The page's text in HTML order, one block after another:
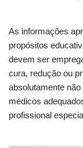
As informações
propósitos
devem ser
cura, redução ou
absolutamente
médicos
profissional